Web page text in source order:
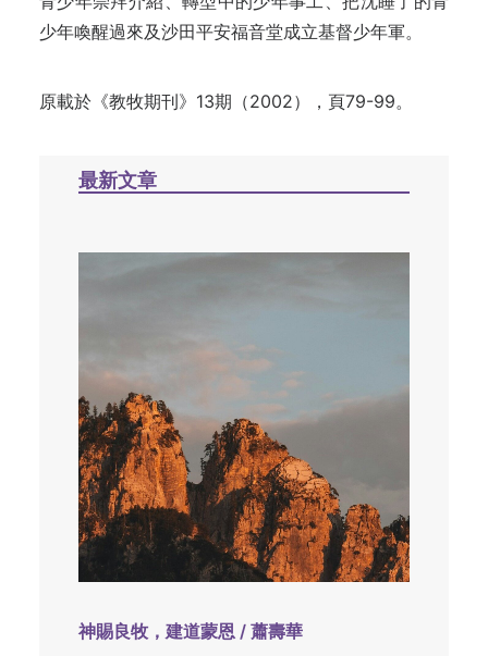
少年喚醒過來及沙田平安福音堂成立基督少年軍。
原載於《教牧期刊》13期（2002），頁79-99。
最新文章
神賜良牧，建道蒙恩 / 蕭壽華